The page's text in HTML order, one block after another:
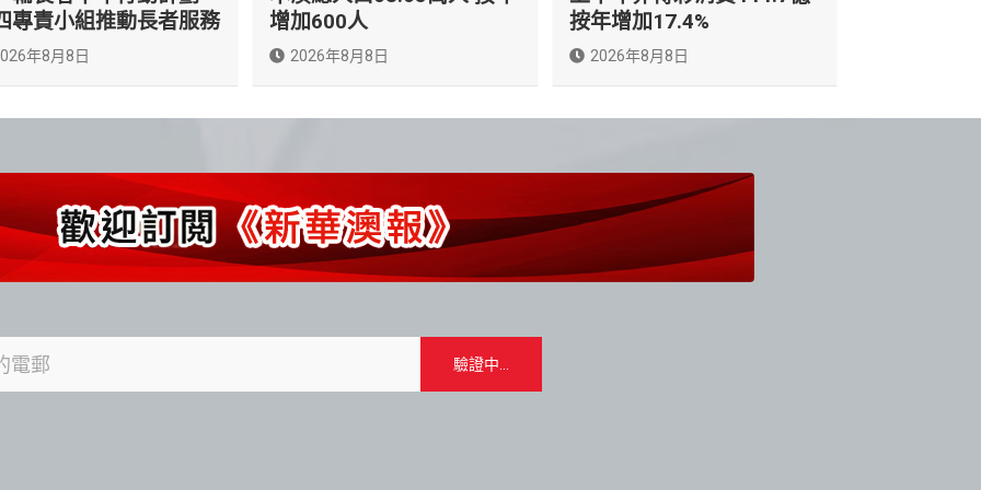
專責小組推動長者服務
年8月8日
增加600人
2026年8月8日
按年增加17.4%
2026年8月8日